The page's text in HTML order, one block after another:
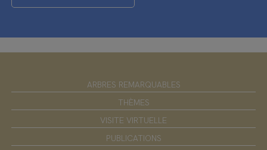
ARBRES REMARQUABLES
THÈMES
VISITE VIRTUELLE
PUBLICATIONS